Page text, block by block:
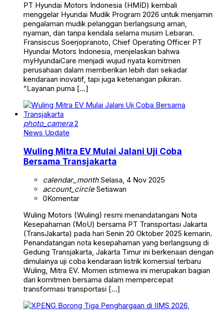
PT Hyundai Motors Indonesia (HMID) kembali
menggelar Hyundai Mudik Program 2026 untuk menjamin
pengalaman mudik pelanggan berlangsung aman,
nyaman, dan tanpa kendala selama musim Lebaran.
Fransiscus Soerjopranoto, Chief Operating Officer PT
Hyundai Motors Indonesia, menjelaskan bahwa
myHyundaiCare menjadi wujud nyata komitmen
perusahaan dalam memberikan lebih dari sekadar
kendaraan inovatif, tapi juga ketenangan pikiran.
“Layanan purna […]
photo_camera2
News Update
Wuling Mitra EV Mulai Jalani Uji Coba
Bersama Transjakarta
calendar_monthSelasa, 4 Nov 2025
account_circleSetiawan
0Komentar
Wuling Motors (Wuling) resmi menandatangani Nota
Kesepahaman (MoU) bersama PT Transportasi Jakarta
(TransJakarta) pada hari Senin 20 Oktober 2025 kemarin.
Penandatangan nota kesepahaman yang berlangsung di
Gedung Transjakarta, Jakarta Timur ini berkenaan dengan
dimulainya uji coba kendaraan listrik komersial terbaru
Wuling, Mitra EV. Momen istimewa ini merupakan bagian
dari komitmen bersama dalam mempercepat
transformasi transportasi […]